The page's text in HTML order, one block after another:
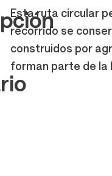
Esta ruta circular
recorrido se
construidos por
forman parte de la